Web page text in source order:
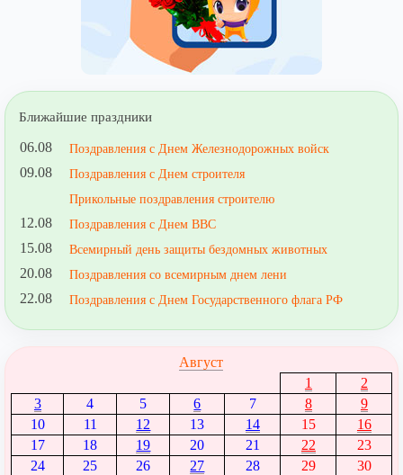
Ближайшие праздники
06.08 Поздравления с Днем Железнодорожных войск
09.08
Поздравления с Днем строителя
Прикольные поздравления строителю
12.08 Поздравления с Днем ВВС
15.08 Всемирный день защиты бездомных животных
20.08 Поздравления со всемирным днем лени
22.08 Поздравления с Днем Государственного флага РФ
Август
1
2
3
4 5 6 7 8
9
10
11 12 13 14 15
16
17
18 19 20 21 22
23
24
25 26 27 28 29
30